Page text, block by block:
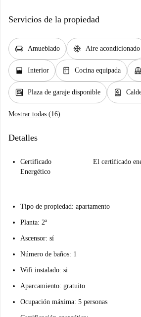
Servicios de la propiedad
chair Amueblado ac_unit Aire acondicionado
window_open Interior kitchen Cocina equipada balcony
garage Plaza de garaje disponible water_heater
Mostrar todas (16)
Detalles
Certificado
Energético
El certificado
Tipo de propiedad: apartamento
Planta: 2ª
Ascensor: sí
Número de baños: 1
Wifi instalado: si
Aparcamiento: gratuito
Ocupación máxima: 5 personas